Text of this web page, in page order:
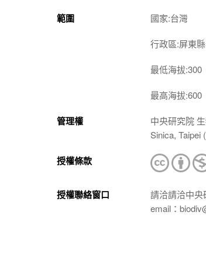
範圍 國家:台灣
行政區:屏東
最低海拔:300
最高海拔:600
管理權
中央研究院
Sinica, Taipei
授權條款
授權聯絡窗口
請洽請洽中
email：